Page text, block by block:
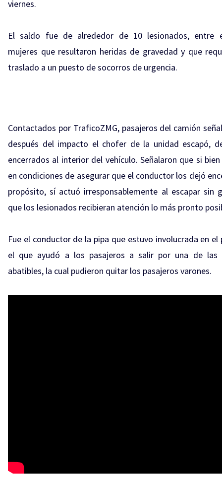
viernes.
El saldo fue de alrededor de 10 lesionados, entre
mujeres que resultaron heridas de gravedad y que
traslado a un puesto de socorros de urgencia.
Contactados por TraficoZMG, pasajeros del camión
después del impacto el chofer de la unidad escapó,
encerrados al interior del vehículo. Señalaron que si
en condiciones de asegurar que el conductor los dejó
propósito, sí actuó irresponsablemente al escapar sin
que los lesionados recibieran atención lo más pronto
Fue el conductor de la pipa que estuvo involucrada en el
el que ayudó a los pasajeros a salir por una de las
abatibles, la cual pudieron quitar los pasajeros varones.